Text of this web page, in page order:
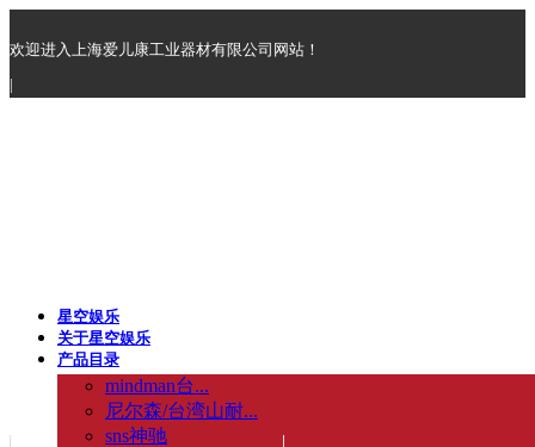
欢迎进入上海爱儿康工业器材有限公司网站！
|
星空娱乐
关于星空娱乐
产品目录
mindman台...
尼尔森/台湾山耐...
sns神驰